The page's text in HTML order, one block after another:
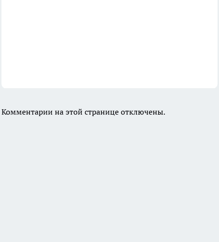
Комментарии на этой странице отключены.